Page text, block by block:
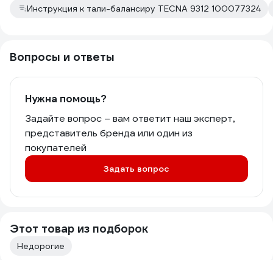
Инструкция к тали-балансиру TECNA 9312 100077324
Вопросы и ответы
Нужна помощь?
Задайте вопрос – вам ответит наш эксперт,
представитель бренда или один из
покупателей
Задать вопрос
Этот товар из подборок
Недорогие